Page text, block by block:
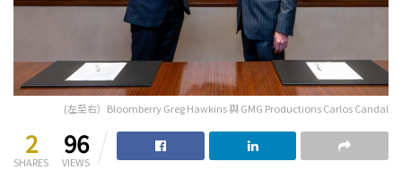
(左至右）Bloomberry Greg Hawkins 與 GMG Productions Carlos Candal
2
SHARES
96
VIEWS